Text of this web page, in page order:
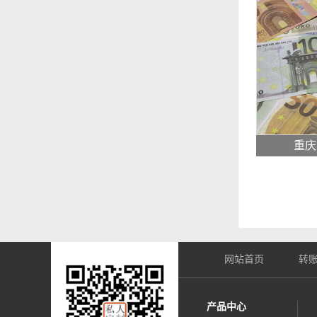
重
网站首页 转
产品中心